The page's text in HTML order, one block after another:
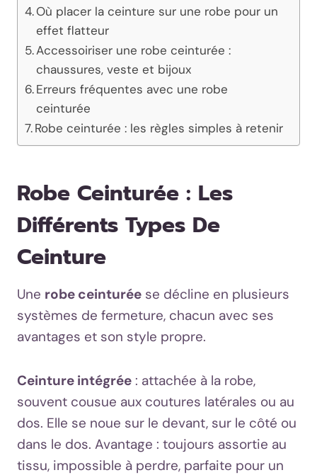
Où placer la ceinture sur une robe pour un
effet flatteur
Accessoiriser une robe ceinturée :
chaussures, veste et bijoux
Erreurs fréquentes avec une robe
ceinturée
Robe ceinturée : les règles simples à retenir
Robe Ceinturée : Les
Différents Types De
Ceinture
Une robe ceinturée se décline en plusieurs
systèmes de fermeture, chacun avec ses
avantages et son style propre.
Ceinture intégrée : attachée à la robe,
souvent cousue aux coutures latérales ou au
dos. Elle se noue sur le devant, sur le côté ou
dans le dos. Avantage : toujours assortie au
tissu, impossible à perdre, parfaite pour un